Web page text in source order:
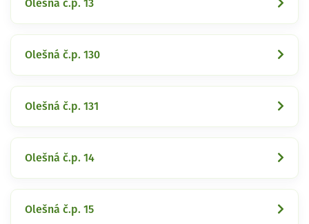
Olešná č.p. 13
Olešná č.p. 130
Olešná č.p. 131
Olešná č.p. 14
Olešná č.p. 15